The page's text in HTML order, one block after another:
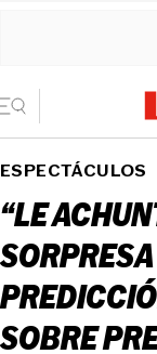
ESPECTÁCULOS
“LE
SOBRE